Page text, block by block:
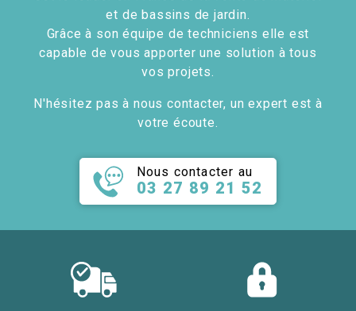
et de bassins de jardin.
Grâce à son équipe de techniciens elle est
capable de vous apporter une solution à tous
vos projets.
N'hésitez pas à nous contacter, un expert est à
votre écoute.
Nous contacter au
03 27 89 21 52